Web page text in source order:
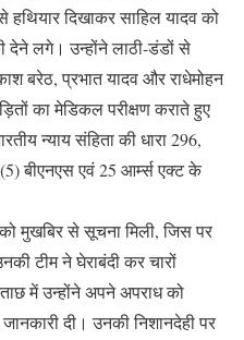
दिखाकर साहिल यादव को
देने लगे। उन्होंने लाठी-डंडों से
बरेठ, प्रभात यादव और राधेमोहन
का मेडिकल परीक्षण कराते हुए
न्याय संहिता की धारा 296,
बीएनएस एवं 25 आर्म्स एक्ट के
मुखबिर से सूचना मिली, जिस पर
टीम ने घेराबंदी कर चारों
में उन्होंने अपने अपराध को
दी। उनकी निशानदेही पर